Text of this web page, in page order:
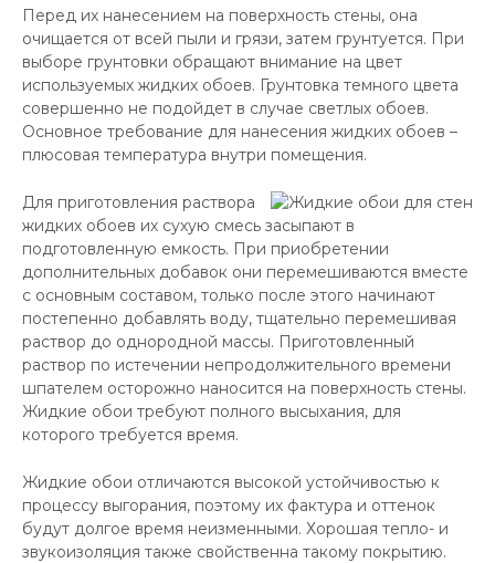
Перед их нанесением на поверхность стены, она
очищается от всей пыли и грязи, затем грунтуется. При
выборе грунтовки обращают внимание на цвет
используемых жидких обоев. Грунтовка темного цвета
совершенно не подойдет в случае светлых обоев.
Основное требование для нанесения жидких обоев –
плюсовая температура внутри помещения.
Для приготовления раствора
жидких обоев их сухую смесь засыпают в
подготовленную емкость. При приобретении
дополнительных добавок они перемешиваются вместе
с основным составом, только после этого начинают
постепенно добавлять воду, тщательно перемешивая
раствор до однородной массы. Приготовленный
раствор по истечении непродолжительного времени
шпателем осторожно наносится на поверхность стены.
Жидкие обои требуют полного высыхания, для
которого требуется время.
Жидкие обои отличаются высокой устойчивостью к
процессу выгорания, поэтому их фактура и оттенок
будут долгое время неизменными. Хорошая тепло- и
звукоизоляция также свойственна такому покрытию.